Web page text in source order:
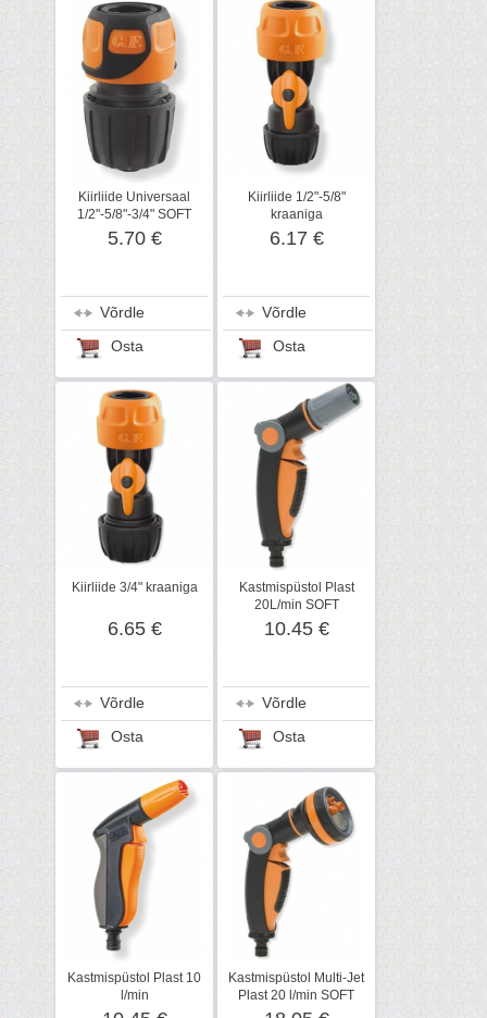
Kiirliide Universaal
1/2"-5/8"-3/4" SOFT
5.70 €
Võrdle
Osta
Kiirliide 1/2"-5/8"
kraaniga
6.17 €
Võrdle
Osta
Kiirliide 3/4" kraaniga
6.65 €
Võrdle
Osta
Kastmispüstol Plast
20L/min SOFT
10.45 €
Võrdle
Osta
Kastmispüstol Plast 10
l/min
Kastmispüstol Multi-Jet
Plast 20 l/min SOFT